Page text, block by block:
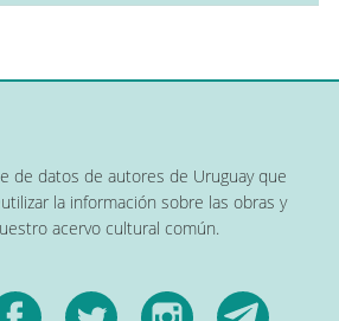
de datos de autores de Uruguay que
la información sobre las obras y
acervo cultural común.